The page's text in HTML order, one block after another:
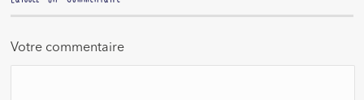
Votre commentaire